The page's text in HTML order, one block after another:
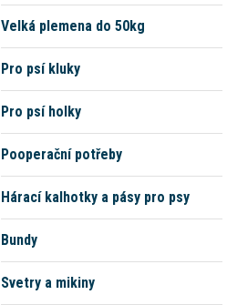
Velká plemena do 50kg
Pro psí kluky
Pro psí holky
Pooperační potřeby
Hárací kalhotky a pásy pro psy
Bundy
Svetry a mikiny